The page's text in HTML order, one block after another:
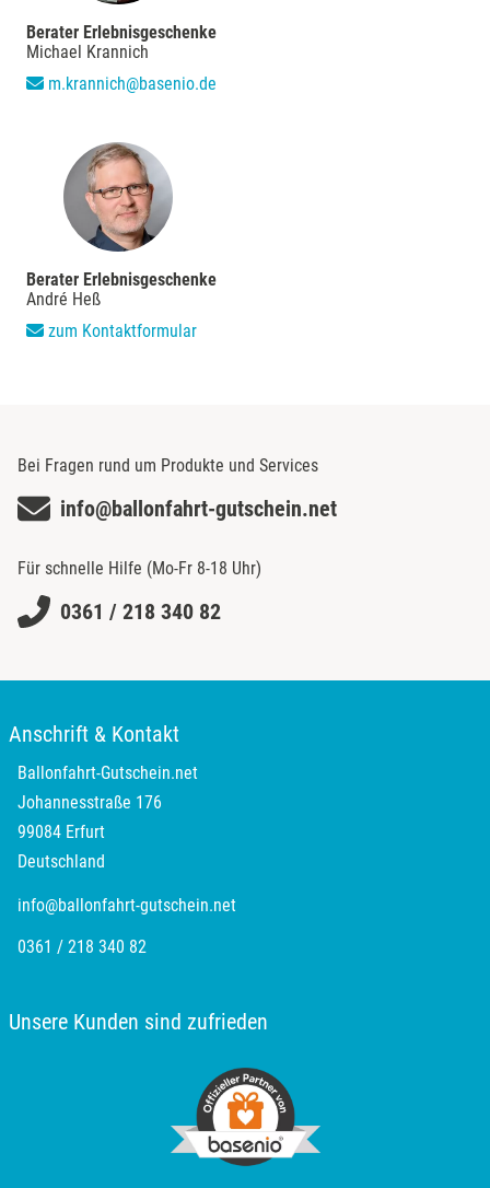
Berater Erlebnisgeschenke
Michael Krannich
m.krannich@basenio.de
Berater Erlebnisgeschenke
André Heß
zum Kontaktformular
Bei Fragen rund um Produkte und Services
info@ballonfahrt-gutschein.net
Für schnelle Hilfe (Mo-Fr 8-18 Uhr)
0361 / 218 340 82
Anschrift & Kontakt
Ballonfahrt-Gutschein.net
Johannesstraße 176
99084 Erfurt
Deutschland
info@ballonfahrt-gutschein.net
0361 / 218 340 82
Unsere Kunden sind zufrieden
Merzig
Märkisch-Oderland
München
Neumünster
Nürnberg
Oberhavel
Oder-Spree